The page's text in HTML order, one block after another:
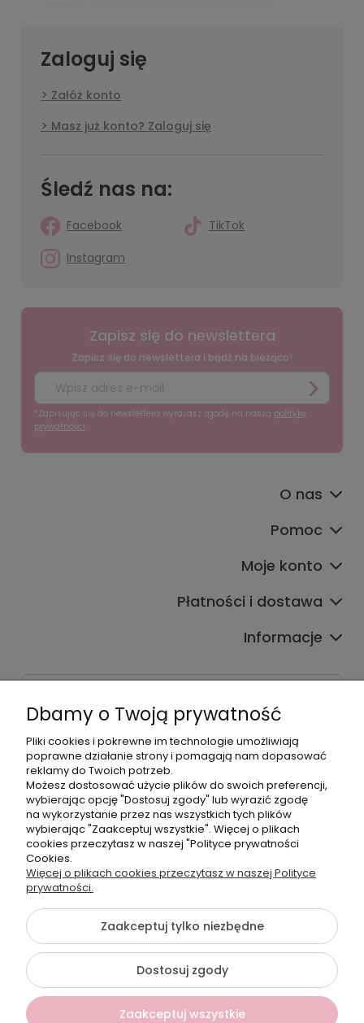
Zaloguj się
Załóż konto
Masz już konto? Zaloguj się
Śledź nas na:
Facebook
TikTok
Instagram
Zapisz się do newslettera
Zapisz się do newslettera i bądź na bieżąco!
*Zapisując się do newslettera wyrażasz zgodę na naszą politykę
prywatności
O nas
Pomoc
Moje konto
Płatności i dostawa
Informacje
Godziny czynnej infolinii
Pon.-Pt. 9:00-17:00
Telefon:
+48500660700
E-mail:
biuro@hurtowniahellonails.pl
©2026 Wszelkie Prawa Zastrzeżone | Hurtownia HelloNails
Szablon Flex byEcommercy
Dbamy o Twoją prywatność
Pliki cookies i pokrewne im technologie umożliwiają
poprawne działanie strony i pomagają nam dopasować
reklamy do Twoich potrzeb.
Możesz dostosować użycie plików do swoich preferencji,
wybierając opcję "Dostosuj zgody" lub wyrazić zgodę
na wykorzystanie przez nas wszystkich tych plików
wybierając "Zaakceptuj wszystkie". Więcej o plikach
cookies przeczytasz w naszej "Polityce prywatności
Cookies.
Więcej o plikach cookies przeczytasz w naszej Polityce
prywatności.
Zaakceptuj tylko niezbędne
Dostosuj zgody
Zaakceptuj wszystkie